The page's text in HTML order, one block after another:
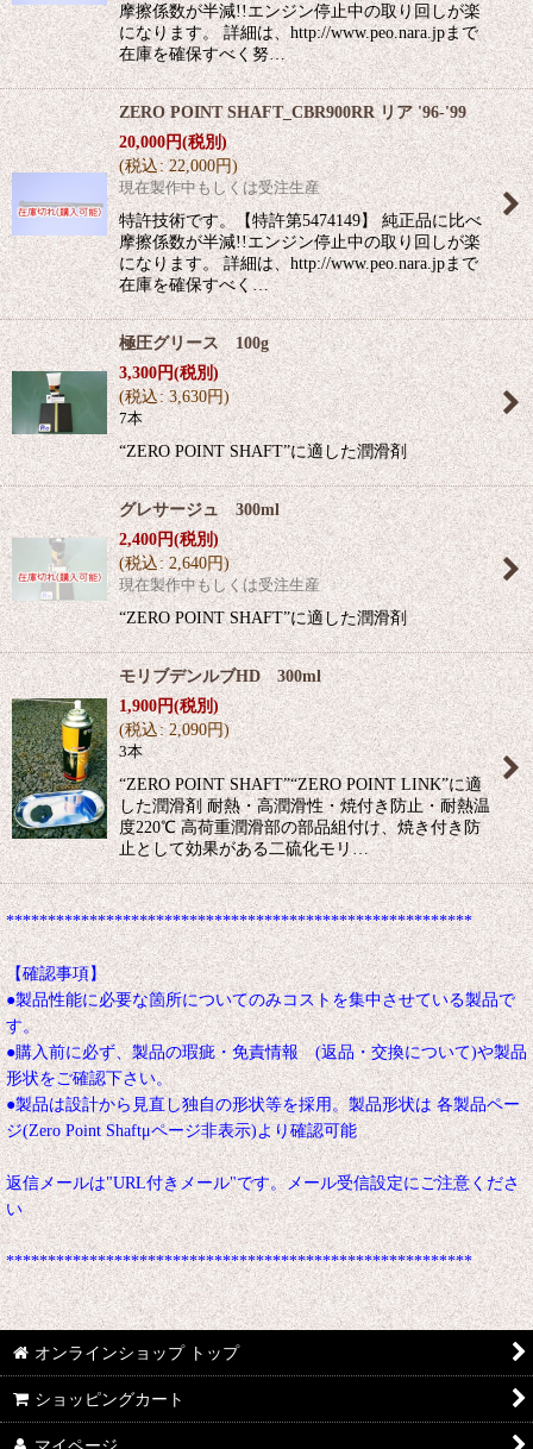
摩擦係数が半減!!エンジン停止中の取り回しが楽
になります。 詳細は、http://www.peo.nara.jpまで
在庫を確保すべく努…
ZERO POINT SHAFT_CBR900RR リア '96-'99
20,000円(税別)
(税込: 22,000円)
現在製作中もしくは受注生産
特許技術です。【特許第5474149】 純正品に比べ
摩擦係数が半減!!エンジン停止中の取り回しが楽
になります。 詳細は、http://www.peo.nara.jpまで
在庫を確保すべく…
極圧グリース 100g
3,300円(税別)
(税込: 3,630円)
7本
“ZERO POINT SHAFT”に適した潤滑剤
グレサージュ 300ml
2,400円(税別)
(税込: 2,640円)
現在製作中もしくは受注生産
“ZERO POINT SHAFT”に適した潤滑剤
モリブデンルブHD 300ml
1,900円(税別)
(税込: 2,090円)
3本
“ZERO POINT SHAFT”“ZERO POINT LINK”に適
した潤滑剤 耐熱・高潤滑性・焼付き防止・耐熱温
度220℃ 高荷重潤滑部の部品組付け、焼き付き防
止として効果がある二硫化モリ…
********************************************************
【確認事項】
●製品性能に必要な箇所についてのみコストを集中させている製品で
す。
●購入前に必ず、製品の瑕疵・免責情報 (返品・交換について)や製品
形状をご確認下さい。
●製品は設計から見直し独自の形状等を採用。製品形状は 各製品ペー
ジ(Zero Point Shaftμページ非表示)より確認可能
返信メールは"URL付きメール"です。メール受信設定にご注意くださ
い
********************************************************
オンラインショップ トップ
ショッピングカート